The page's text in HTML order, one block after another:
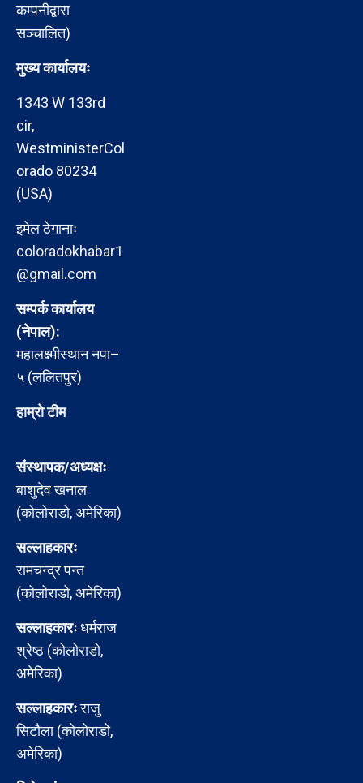
कम्पनीद्वारा
सञ्चालित)
मुख्य कार्यालयः
1343 W 133rd
cir,
WestministerCol
orado 80234
(USA)
इमेल ठेगानाः
coloradokhabar1
@gmail.com
सम्पर्क कार्यालय
(नेपाल):
महालक्ष्मीस्थान नपा–
५ (ललितपुर)
हाम्रो टीम
संस्थापक/अध्यक्षः
बाशुदेव खनाल
(कोलोराडो, अमेरिका)
सल्लाहकारः
रामचन्द्र पन्त
(कोलोराडो, अमेरिका)
सल्लाहकारःधर्मराज
श्रेष्ठ (कोलोराडो,
अमेरिका)
सल्लाहकारःराजु
सिटौला (कोलोराडो,
अमेरिका)